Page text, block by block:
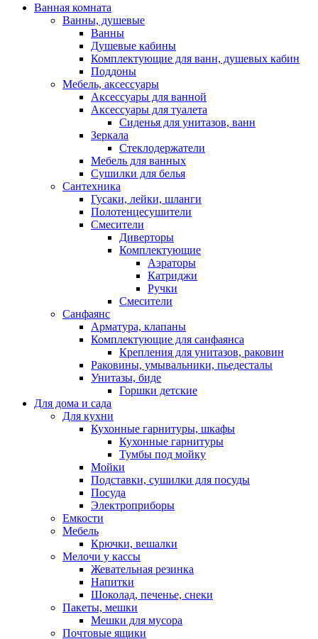
Ванная комната
Ванны, душевые
Ванны
Душевые кабины
Комплектующие для ванн, душевых кабин
Поддоны
Мебель, аксессуары
Аксессуары для ванной
Аксессуары для туалета
Сиденья для унитазов, ванн
Зеркала
Стеклодержатели
Мебель для ванных
Сушилки для белья
Сантехника
Гусаки, лейки, шланги
Полотенцесушители
Смесители
Диверторы
Комплектующие
Аэраторы
Катриджи
Ручки
Смесители
Санфаянс
Арматура, клапаны
Комплектующие для санфаянса
Крепления для унитазов, раковин
Раковины, умывальники, пьедесталы
Унитазы, биде
Горшки детские
Для дома и сада
Для кухни
Кухонные гарнитуры, шкафы
Кухонные гарнитуры
Тумбы под мойку
Мойки
Подставки, сушилки для посуды
Посуда
Электроприборы
Емкости
Мебель
Крючки, вешалки
Мелочи у кассы
Жевательная резинка
Напитки
Шоколад, печенье, снеки
Пакеты, мешки
Мешки для мусора
Почтовые ящики